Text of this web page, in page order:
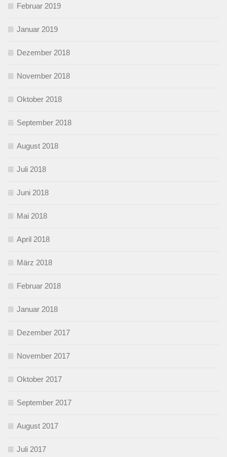
Februar 2019
Januar 2019
Dezember 2018
November 2018
Oktober 2018
September 2018
August 2018
Juli 2018
Juni 2018
Mai 2018
April 2018
März 2018
Februar 2018
Januar 2018
Dezember 2017
November 2017
Oktober 2017
September 2017
August 2017
Juli 2017